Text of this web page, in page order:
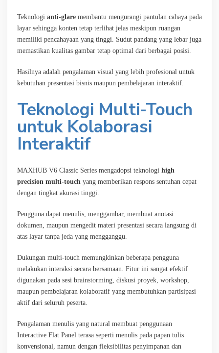
Teknologi anti-glare membantu mengurangi pantulan cahaya pada
layar sehingga konten tetap terlihat jelas meskipun ruangan
memiliki pencahayaan yang tinggi. Sudut pandang yang lebar juga
memastikan kualitas gambar tetap optimal dari berbagai posisi.
Hasilnya adalah pengalaman visual yang lebih profesional untuk
kebutuhan presentasi bisnis maupun pembelajaran interaktif.
Teknologi Multi-Touch
untuk Kolaborasi
Interaktif
MAXHUB V6 Classic Series mengadopsi teknologi high
precision multi-touch yang memberikan respons sentuhan cepat
dengan tingkat akurasi tinggi.
Pengguna dapat menulis, menggambar, membuat anotasi
dokumen, maupun mengedit materi presentasi secara langsung di
atas layar tanpa jeda yang mengganggu.
Dukungan multi-touch memungkinkan beberapa pengguna
melakukan interaksi secara bersamaan. Fitur ini sangat efektif
digunakan pada sesi brainstorming, diskusi proyek, workshop,
maupun pembelajaran kolaboratif yang membutuhkan partisipasi
aktif dari seluruh peserta.
Pengalaman menulis yang natural membuat penggunaan
Interactive Flat Panel terasa seperti menulis pada papan tulis
konvensional, namun dengan fleksibilitas penyimpanan dan